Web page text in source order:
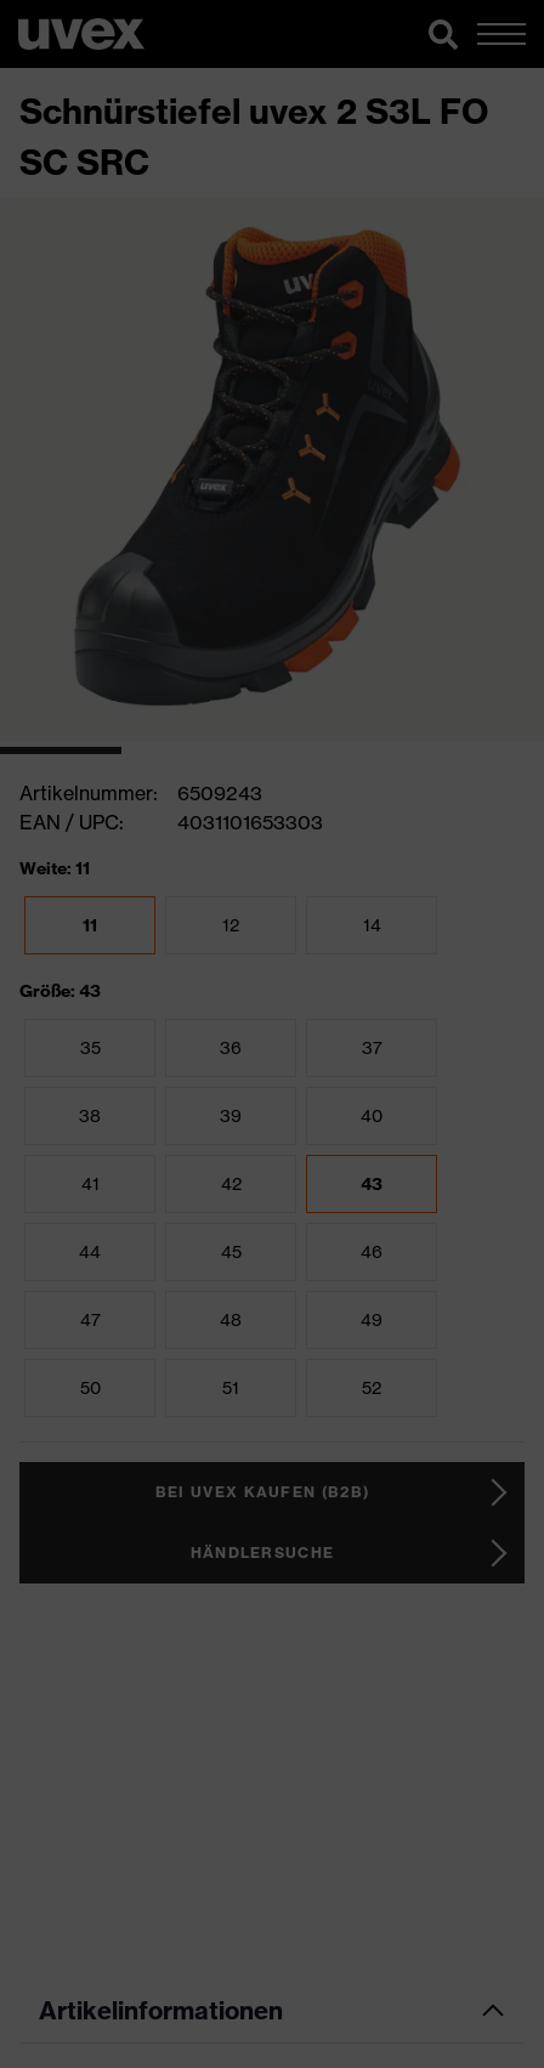
Schnürstiefel uvex 2 S3L FO
SC SRC
Artikelnummer:
6509243
EAN / UPC:
4031101653303
Weite: 11
11 12 14
Größe: 43
35 36 37
38 39 40
41 42 43
44 45 46
47 48 49
50 51 52
BEI UVEX KAUFEN (B2B)
HÄNDLERSUCHE
Artikelinformationen